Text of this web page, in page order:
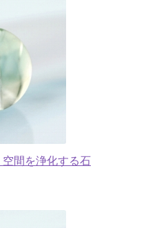
間を浄化する石